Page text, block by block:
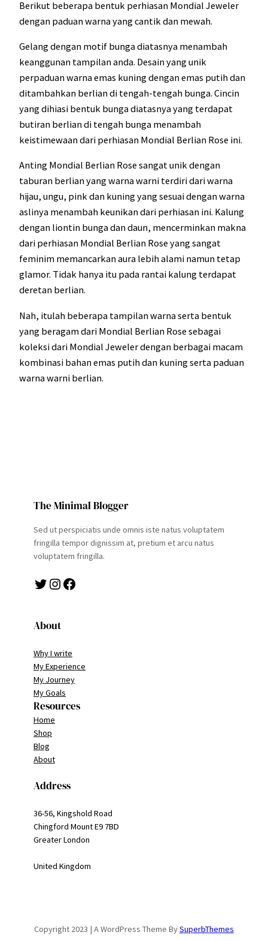
Berikut beberapa bentuk perhiasan Mondial Jeweler
dengan paduan warna yang cantik dan mewah.
Gelang dengan motif bunga diatasnya menambah
keanggunan tampilan anda. Desain yang unik
perpaduan warna emas kuning dengan emas putih dan
ditambahkan berlian di tengah-tengah bunga. Cincin
yang dihiasi bentuk bunga diatasnya yang terdapat
butiran berlian di tengah bunga menambah
keistimewaan dari perhiasan Mondial Berlian Rose ini.
Anting Mondial Berlian Rose sangat unik dengan
taburan berlian yang warna warni terdiri dari warna
hijau, ungu, pink dan kuning yang sesuai dengan warna
aslinya menambah keunikan dari perhiasan ini. Kalung
dengan liontin bunga dan daun, mencerminkan makna
dari perhiasan Mondial Berlian Rose yang sangat
feminim memancarkan aura lebih alami namun tetap
glamor. Tidak hanya itu pada rantai kalung terdapat
deretan berlian.
Nah, itulah beberapa tampilan warna serta bentuk
yang beragam dari Mondial Berlian Rose sebagai
koleksi dari Mondial Jeweler dengan berbagai macam
kombinasi bahan emas putih dan kuning serta paduan
warna warni berlian.
The Minimal Blogger
Sed ut perspiciatis unde omnis iste natus voluptatem
fringilla tempor dignissim at, pretium et arcu natus
voluptatem fringilla.
Twitter Instagram Facebook
About
Why I write
My Experience
My Journey
My Goals
Resources
Home
Shop
Blog
About
Address
36-56, Kingshold Road
Chingford Mount E9 7BD
Greater London
United Kingdom
Copyright 2023 | A WordPress Theme BySuperbThemes